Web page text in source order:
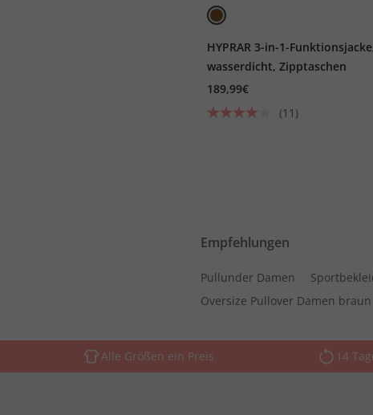
HYPRAR 3-in-1-
wasserdicht, Zipptaschen
189,99€
(11)
Empfehlungen
Pullunder Damen
Oversize Pullover Damen braun
Alle Größen ein Preis 14